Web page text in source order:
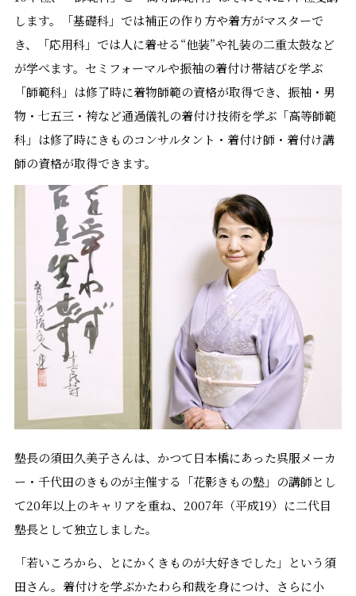
します。「基礎科」では補正の作り方や着方がマスターで
き、「応用科」では人に着せる“他装”や礼装の二重太鼓など
が学べます。セミフォーマルや振袖の着付け帯結びを学ぶ
「師範科」は修了時に着物師範の資格が取得でき、振袖・男
物・七五三・袴など通過儀礼の着付け技術を学ぶ「高等師範
科」は修了時にきものコンサルタント・着付け師・着付け講
師の資格が取得できます。
塾長の須田久美子さんは、かつて日本橋にあった呉服メーカ
ー・千代田のきものが主催する「花影きもの塾」の講師とし
て20年以上のキャリアを重ね、2007年（平成19）に二代目
塾長として独立しました。
「若いころから、とにかくきものが大好きでした」という須
田さん。着付けを学ぶかたわら和裁を身につけ、さらに小